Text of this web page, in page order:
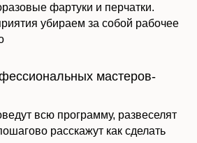
фартуки и перчатки.
убираем за собой рабочее
мастеров-
всю программу, развеселят
расскажут как сделать